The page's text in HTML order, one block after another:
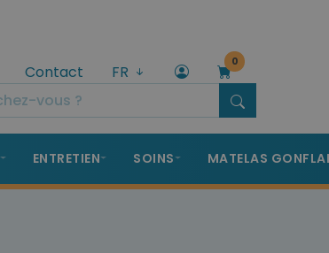
Contact FR
0
ENTRETIEN SOINS MATELAS